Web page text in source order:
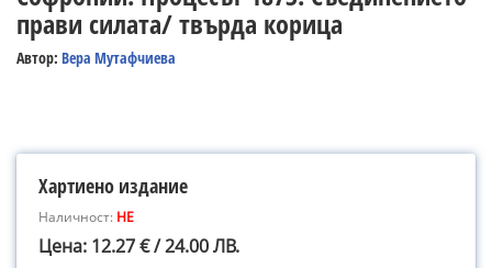
прави силата/ твърда корица
Автор: Вера Мутафчиева
Хартиено издание
Наличност: НЕ
Цена: 12.27 € / 24.00 ЛВ.